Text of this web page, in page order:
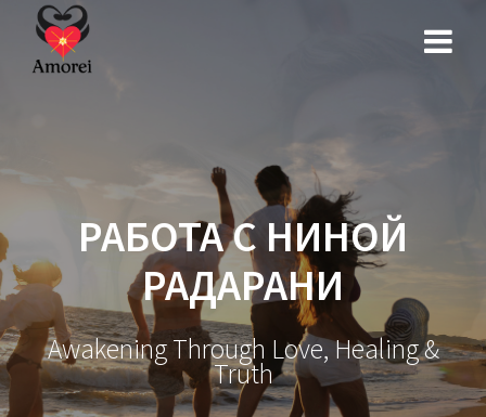
РАБОТА С НИНОЙ
РАДАРАНИ
Awakening Through Love, Healing &
Truth